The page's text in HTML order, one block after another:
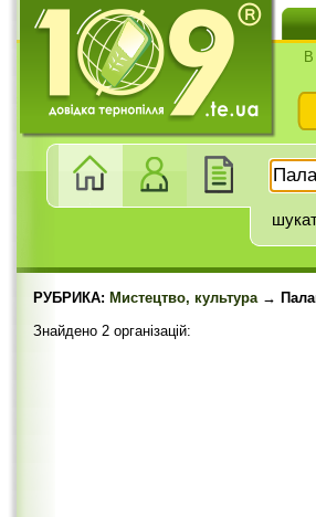
В
РУБРИКА: Мистецтво, культура→
Знайдено 2 організацій: